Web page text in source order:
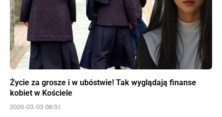
Życie za grosze i w ubóstwie! Tak wyglądają finanse
kobiet w Kościele
2026-03-03 08:51